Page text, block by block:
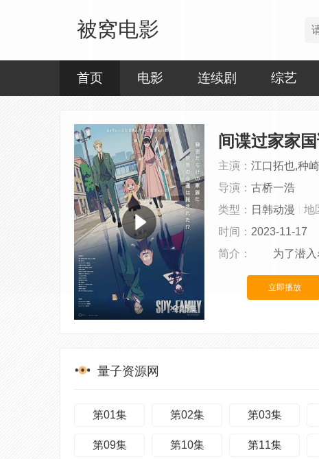
被窝电影
首页 电影 连续剧 综艺
全25集
间谍过家家
主演： 江口拓也,种
导演： 古桥一浩
类型： 日韩动漫 地
时间： 2023-11-17
简介：
为了潜入
立即播放
量子资源网
第01集 第02集 第03集
第09集 第10集 第11集